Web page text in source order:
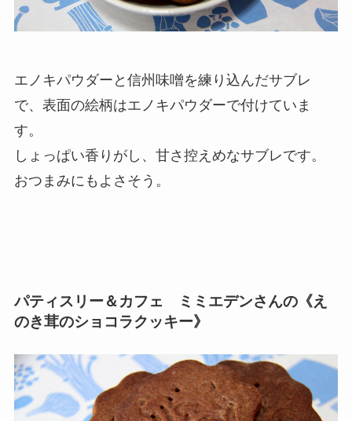
エノキパウダーと信州味噌を練り込んだサブレ
で、表面の絵柄はエノキパウダーで付けていま
す。
しょっぱい香りがし、甘さ控えめなサブレです。
おつまみにもよさそう。
パティスリー＆カフェ ミミエデンさんの《え
のき茸のショコラクッキー》